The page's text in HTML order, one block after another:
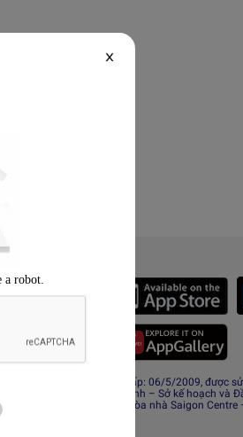
Always Better
Tải App Lazada
0308808576 – Ngày cấp: 06/5/2009, được
Phòng Đăng ký kinh doanh – Sở kế hoạch và
ký kinh doanh: Tầng 19, Tòa nhà Saigon Centre
X